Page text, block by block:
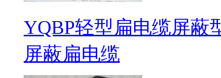
YQBP轻型扁电缆屏蔽
屏蔽扁电缆